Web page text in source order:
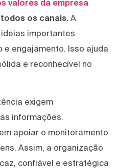
valores da empresa
os canais. A
importantes
e engajamento. Isso ajuda
e reconhecível no
exigem
informações.
apoiar o monitoramento
Assim, a organização
confiável e estratégica